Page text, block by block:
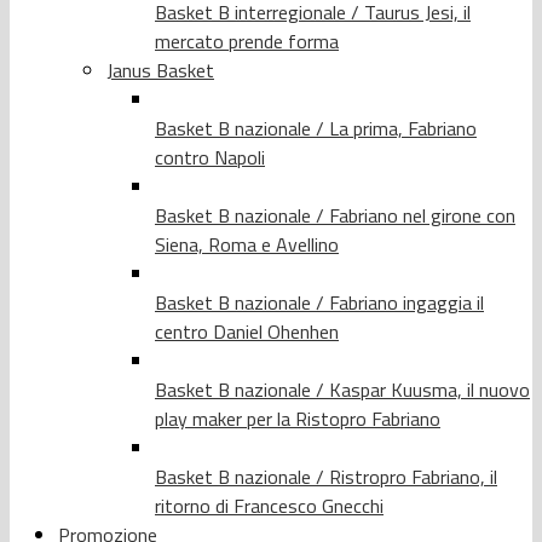
Basket B interregionale / Taurus Jesi, il
mercato prende forma
Janus Basket
Basket B nazionale / La prima, Fabriano
contro Napoli
Basket B nazionale / Fabriano nel girone con
Siena, Roma e Avellino
Basket B nazionale / Fabriano ingaggia il
centro Daniel Ohenhen
Basket B nazionale / Kaspar Kuusma, il nuovo
play maker per la Ristopro Fabriano
Basket B nazionale / Ristropro Fabriano, il
ritorno di Francesco Gnecchi
Promozione